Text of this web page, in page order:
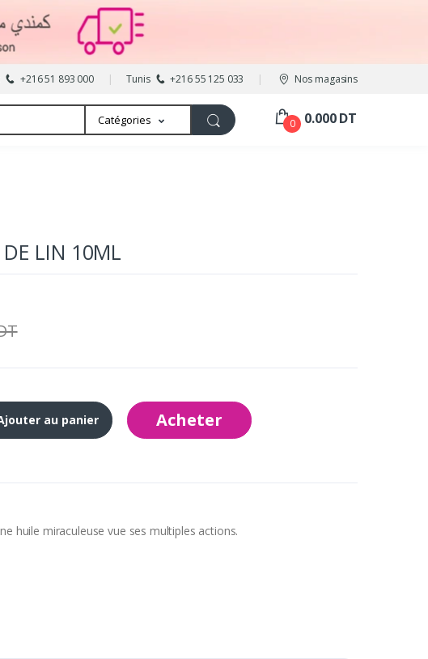
+216 51 893 000 Tunis +216 55 125 033 Nos magasins
Catégories 0 0.000 DT
LIN 10ML
au panier
Acheter
huile miraculeuse vue ses multiples actions.